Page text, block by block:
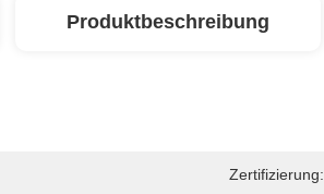
Produktbeschreibung
Zertifizierung: